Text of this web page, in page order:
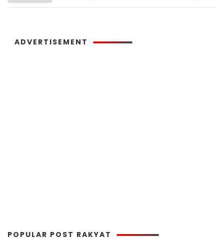
ADVERTISEMENT
POPULAR POST RAKYAT